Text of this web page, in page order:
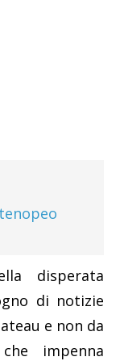
disperata
di notizie
e non da
impenna